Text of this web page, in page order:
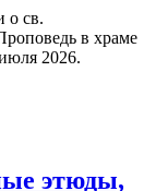
о св.
в храме
2026.
этюды,